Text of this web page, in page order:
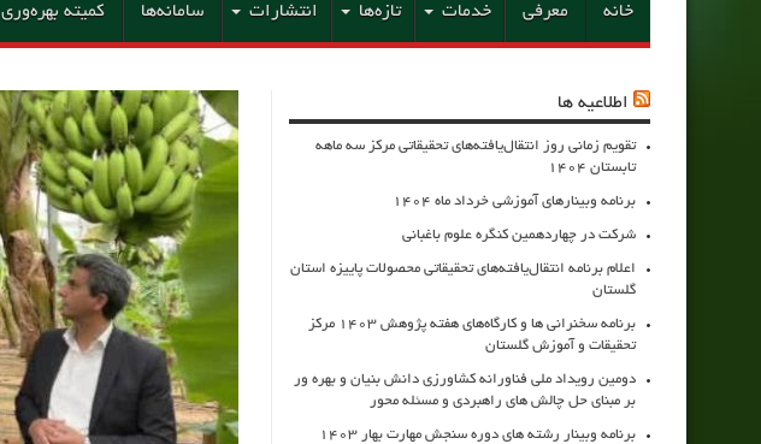
خانه معرفی خدمات تازه‌ها انتشارات سامانه‌ها کمیته بهره‌وری
اطلاعیه ها
تقویم زمانی روز انتقال‌یافته‌های تحقیقاتی مرکز سه ماهه
تابستان 1404
برنامه وبینارهای آموزشی خرداد ماه 1404
شرکت در چهاردهمین کنگره علوم باغبانی
اعلام برنامه انتقال‌یافته‌های تحقیقاتی محصولات پاییزه استان
گلستان
برنامه سخنرانی ها و کارگاه‌های هفته پژوهش 1403 مرکز
تحقیقات و آموزش گلستان
دومین رویداد ملی فناورانه کشاورزی دانش بنیان و بهره ور
بر مبنای حل چالش های راهبردی و مسئله محور
برنامه وبینار رشته های دوره سنجش مهارت بهار 1403